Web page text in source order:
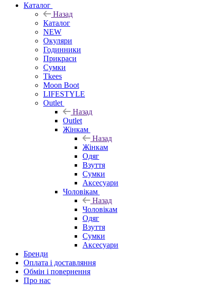
Каталог
Назад
Каталог
NEW
Окуляри
Годинники
Прикраси
Сумки
Tkees
Moon Boot
LIFESTYLE
Outlet
Назад
Outlet
Жінкам
Назад
Жінкам
Одяг
Взуття
Сумки
Аксесуари
Чоловікам
Назад
Чоловікам
Одяг
Взуття
Сумки
Аксесуари
Бренди
Оплата і доставляння
Обмін і повернення
Про нас